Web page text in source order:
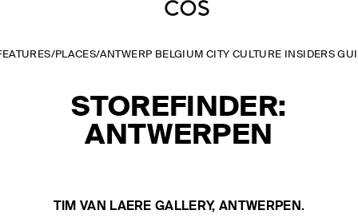
/PLACES/ANTWERP BELGIUM CITY CULTURE INSIDERS
STOREFINDER:
ANTWERPEN
TIM VAN LAERE GALLERY, ANTWERPEN.